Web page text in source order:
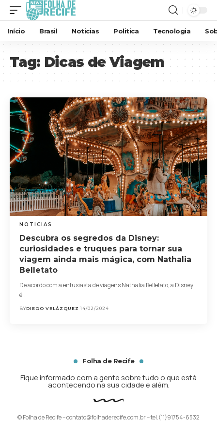
Início Brasil Noticias Politica Tecnologia
Tag: Dicas de Viagem
NOTICIAS
Descubra os segredos da Disney:
curiosidades e truques para tornar sua
viagem ainda mais mágica, com Nathalia
Belletato
De acordo com a entusiasta de viagens Nathalia Belletato, a Disney
é…
BYDIEGO VELÁZQUEZ 14/02/2024
Folha de Recife
Fique informado com a gente sobre tudo o que está
acontecendo na sua cidade e além.
© Folha de Recife –contato@folhaderecife.com.br– tel.(11)91754-6532